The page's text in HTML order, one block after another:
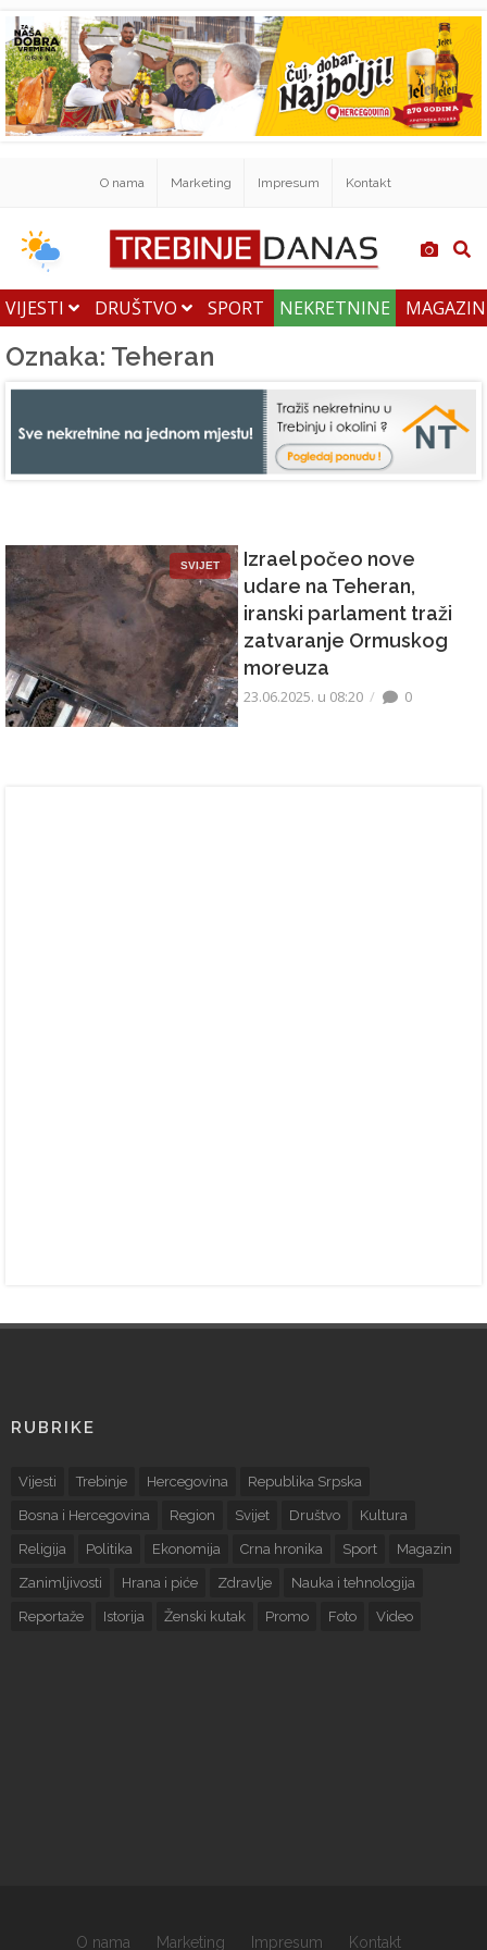
O nama Marketing Impresum Kontakt
VIJESTI DRUŠTVO SPORT NEKRETNINE
Oznaka: Teheran
SVIJET
Izrael počeo nove
udare na Teheran,
iranski parlament traži
zatvaranje Ormuskog
moreuza
23.06.2025. u 08:20 0
RUBRIKE
Vijesti Trebinje Hercegovina Republika Srpska
Bosna i Hercegovina Region Svijet Društvo Kultura
Religija Politika Ekonomija Crna hronika Sport Magazin
Zanimljivosti Hrana i piće Zdravlje Nauka i tehnologija
Reportaže Istorija Ženski kutak Promo Foto Video
O nama Marketing Impresum Kontakt